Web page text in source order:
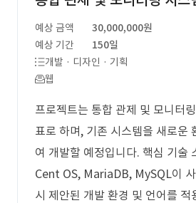
예상 금액
30,000,000원
예상 기간
150일
개발 · 디자인 · 기획
웹
프로젝트는 통합 관제 및 모니터
표로 하며, 기존 시스템을 새로운
여 개발할 예정입니다. 핵심 기술
Cent OS, MariaDB, MySQL이
시 제안된 개발 환경 및 언어를 적